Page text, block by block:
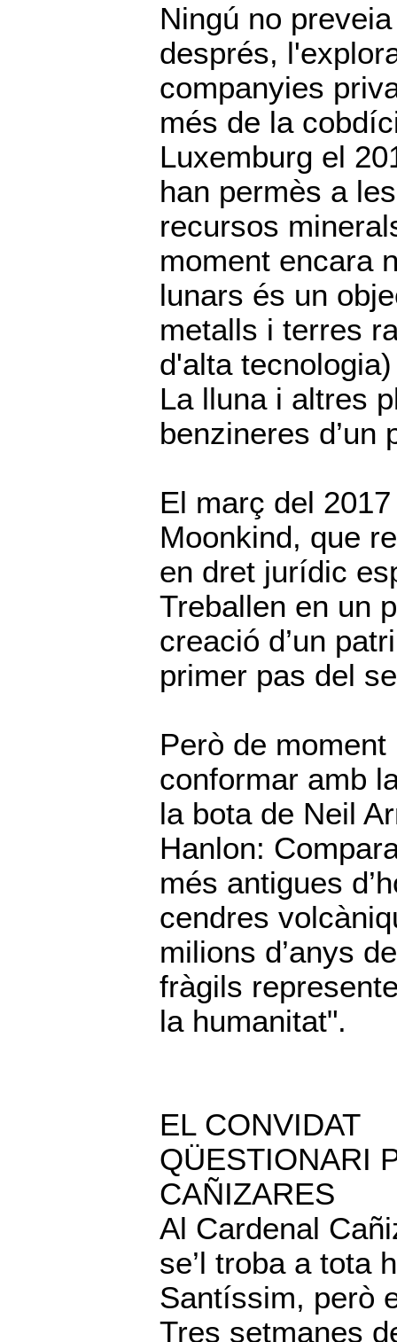
Ningú no
després,
companyies
més de la
Luxemburg el
han permès a
recursos
moment encara
lunars és un
metalls i terres
d'alta
La lluna i altres
benzineres d’un
El març del
Moonkind, que
en dret jurídic
Treballen en un
creació d’un
primer pas del
Però de
conformar amb
la bota de Neil
Hanlon:
més antigues
cendres
milions d’anys
fràgils
la humanitat".
EL CONVIDAT
QÜESTIONARI
CAÑIZARES
Al Cardenal
se’l troba a tota
Santíssim, però
Tres setmanes